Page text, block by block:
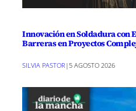
Innovación en Soldadura con
Barreras en Proyectos
SILVIA PASTOR |5 AGOSTO 2026